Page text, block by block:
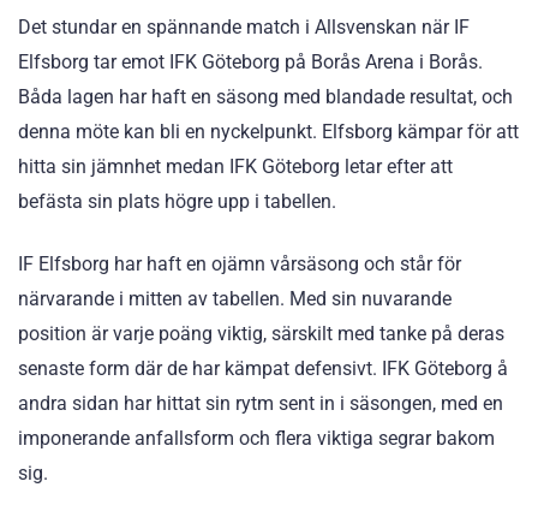
Det stundar en spännande match i Allsvenskan när IF
Elfsborg tar emot IFK Göteborg på Borås Arena i Borås.
Båda lagen har haft en säsong med blandade resultat, och
denna möte kan bli en nyckelpunkt. Elfsborg kämpar för att
hitta sin jämnhet medan IFK Göteborg letar efter att
befästa sin plats högre upp i tabellen.
IF Elfsborg har haft en ojämn vårsäsong och står för
närvarande i mitten av tabellen. Med sin nuvarande
position är varje poäng viktig, särskilt med tanke på deras
senaste form där de har kämpat defensivt. IFK Göteborg å
andra sidan har hittat sin rytm sent in i säsongen, med en
imponerande anfallsform och flera viktiga segrar bakom
sig.